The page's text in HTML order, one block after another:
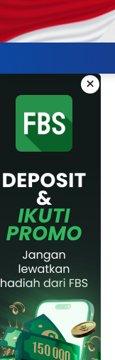
Langsung
konten
×